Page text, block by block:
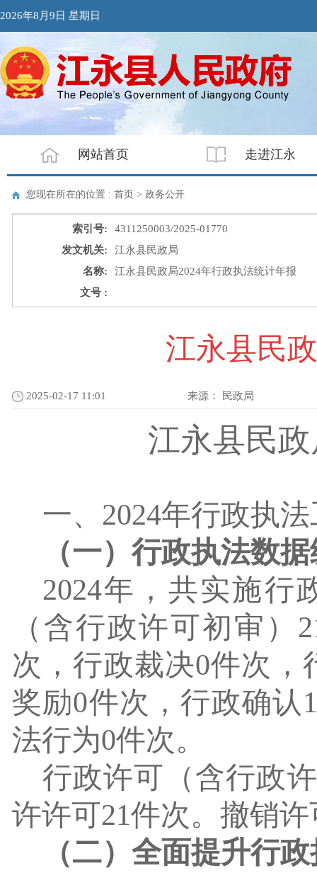
2026年8月9日 星期日
网站首页 走进江永
您现在所在的位置 : 首页 > 政务公开
索引号:
4311250003/2025-01770
发文机关:
江永县民政局
名称:
江永县民政局2024年行政执法统计年报
文号 :
江永县民
2025-02-17 11:01 来源： 民政局
江永县民
一、 2024年行政执
（一）行政执法数
2024年，共实施行
（含行政许可初审
次，行政裁决0件次，
奖励0件次，行政确认
法行为0件次。
行政许可（含行政
许许可21件次。撤销
（二） 全面提升行